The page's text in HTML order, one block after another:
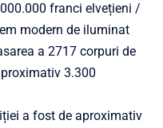
franci elvețieni /
modern de iluminat
a 2717 corpuri de
3.300
a fost de aproximativ